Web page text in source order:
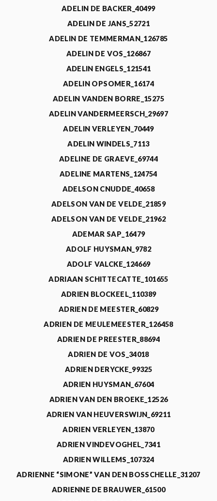
ADELIN DE BACKER_40499
ADELIN DE JANS_52721
ADELIN DE TEMMERMAN_126785
ADELIN DE VOS_126867
ADELIN ENGELS_121541
ADELIN OPSOMER_16174
ADELIN VANDEN BORRE_15275
ADELIN VANDERMEERSCH_29697
ADELIN VERLEYEN_70449
ADELIN WINDELS_7113
ADELINE DE GRAEVE_69744
ADELINE MARTENS_124754
ADELSON CNUDDE_40658
ADELSON VAN DE VELDE_21859
ADELSON VAN DE VELDE_21962
ADEMAR SAP_16479
ADOLF HUYSMAN_9782
ADOLF VALCKE_124669
ADRIAAN SCHITTECATTE_101655
ADRIEN BLOCKEEL_110389
ADRIEN DE MEESTER_60829
ADRIEN DE MEULEMEESTER_126458
ADRIEN DE PREESTER_88694
ADRIEN DE VOS_34018
ADRIEN DERYCKE_99325
ADRIEN HUYSMAN_67604
ADRIEN VAN DEN BROEKE_12526
ADRIEN VAN HEUVERSWIJN_69211
ADRIEN VERLEYEN_13870
ADRIEN VINDEVOGHEL_7341
ADRIEN WILLEMS_107324
ADRIENNE “SIMONE” VAN DEN BOSSCHELLE_31207
ADRIENNE DE BRAUWER_61500